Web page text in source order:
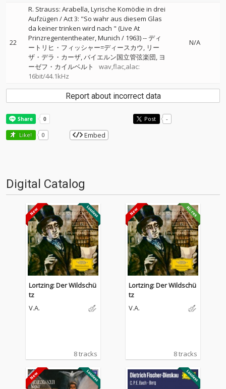
22
R. Strauss: Arabella, Lyrische Komödie in drei
Aufzügen / Act 3: "So wahr aus diesem Glas
da keiner trinken wird nach " (Live At
Prinzregententheater, Munich / 1963)--ディ
ートリヒ・フィッシャー=ディースカウ
リー
ザ・デラ・カーザ バイエルン国立管弦楽団 ヨ
ーゼフ・カイルベルト
wav,flac,alac:
16bit/44.1kHz
N/A
Report about incorrect data
Post -
Like! 0 Embed
Digital Catalog
Lortzing: Der Wildschü
tz
V.A.
8 tracks
Lortzing: Der Wildschü
tz
V.A.
8 tracks